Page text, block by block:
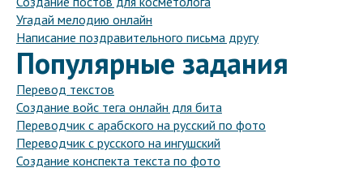
Угадай мелодию онлайн
Написание поздравительного письма другу
Популярные задания
Перевод текстов
Создание войс тега онлайн для бита
Переводчик с арабского на русский по фото
Переводчик с русского на ингушский
Создание конспекта текста по фото